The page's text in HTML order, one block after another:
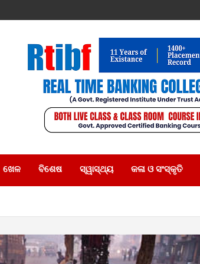
ଖେଳ ବିଶେଷ ସ୍ୱାସ୍ଥ୍ୟ କଳା ଓ ସଂସ୍କୃତି